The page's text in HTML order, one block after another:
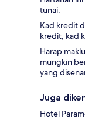
tunai.
Kad kredit
kredit, kad
Harap
mungkin
yang
Juga
Hotel